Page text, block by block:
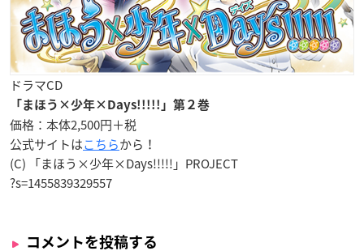
ドラマCD
「まほう×少年×Days!!!!!」第２巻
価格：本体2,500円＋税
公式サイトはこちらから！
(C) 「まほう×少年×Days!!!!!」PROJECT
?s=1455839329557
コメントを投稿する